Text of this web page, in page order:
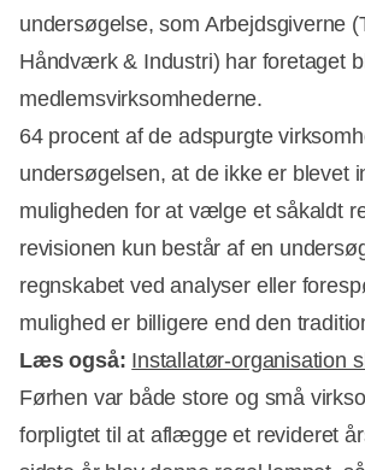
undersøgelse, som Arbejdsgiverne
Håndværk & Industri) har foretaget
medlemsvirksomhederne.
64 procent af de adspurgte
undersøgelsen, at de ikke er blevet
muligheden for at vælge et såkaldt
revisionen kun består af en
regnskabet ved analyser eller
mulighed er billigere end den
Læs også: Installatør-organisation
Førhen var både store og små
forpligtet til at aflægge et revideret